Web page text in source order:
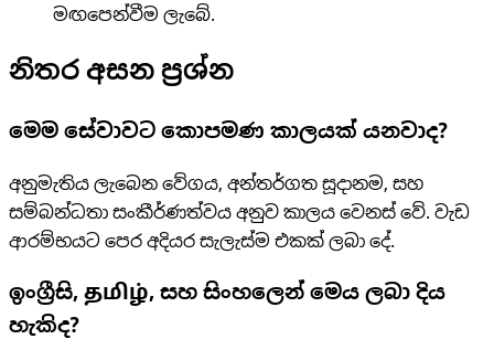
මඟපෙන්වීම ලැබේ.
නිතර අසන ප්‍රශ්න
මෙම සේවාවට කොපමණ කාලයක් යනවාද?
අනුමැතිය ලැබෙන වේගය, අන්තර්ගත සූදානම, සහ
සම්බන්ධතා සංකීර්ණත්වය අනුව කාලය වෙනස් වේ. වැඩ
ආරම්භයට පෙර අදියර සැලැස්ම එකක් ලබා දේ.
ඉංග්‍රීසි, தமிழ், සහ සිංහලෙන් මෙය ලබා දිය
හැකිද?